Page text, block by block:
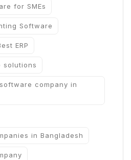
for SMEs
Software
ERP
solutions
company in
in Bangladesh